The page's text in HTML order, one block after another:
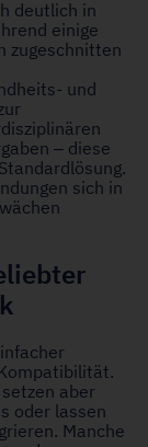
deutlich in
einige
zugeschnitten
und
– diese
sich in
aber
oder lassen
Manche